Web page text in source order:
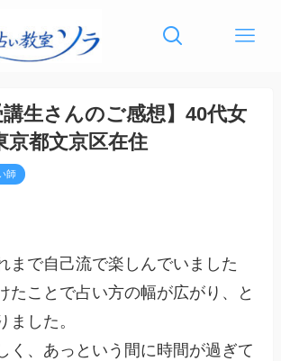
講生さんのご感想】40代女
京都文京区在住
師
まで自己流で楽しんでいました
たことで占い方の幅が広がり、と
ました。
く、あっという間に時間が過ぎて